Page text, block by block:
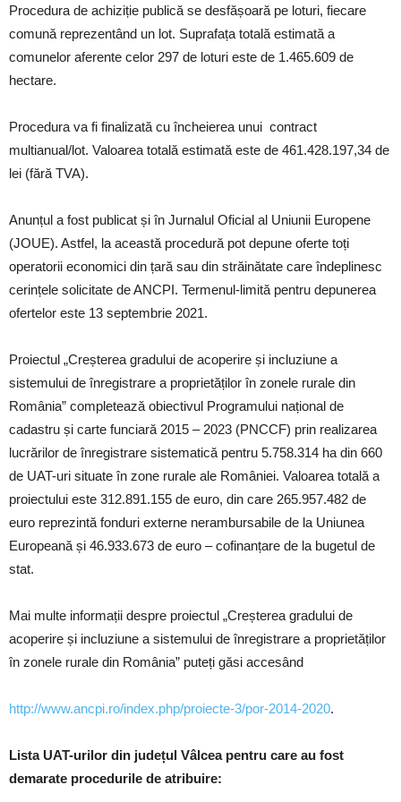
Procedura de achiziție publică se desfășoară pe loturi, fiecare
comună reprezentând un lot. Suprafața totală estimată a
comunelor aferente celor 297 de loturi este de 1.465.609 de
hectare.
Procedura va fi finalizată cu încheierea unui contract
multianual/lot. Valoarea totală estimată este de 461.428.197,34 de
lei (fără TVA).
Anunțul a fost publicat și în Jurnalul Oficial al Uniunii Europene
(JOUE). Astfel, la această procedură pot depune oferte toți
operatorii economici din țară sau din străinătate care îndeplinesc
cerințele solicitate de ANCPI. Termenul-limită pentru depunerea
ofertelor este 13 septembrie 2021.
Proiectul „Creșterea gradului de acoperire și incluziune a
sistemului de înregistrare a proprietăților în zonele rurale din
România” completează obiectivul Programului național de
cadastru și carte funciară 2015 – 2023 (PNCCF) prin realizarea
lucrărilor de înregistrare sistematică pentru 5.758.314 ha din 660
de UAT-uri situate în zone rurale ale României. Valoarea totală a
proiectului este 312.891.155 de euro, din care 265.957.482 de
euro reprezintă fonduri externe nerambursabile de la Uniunea
Europeană și 46.933.673 de euro – cofinanțare de la bugetul de
stat.
Mai multe informații despre proiectul „Creșterea gradului de
acoperire și incluziune a sistemului de înregistrare a proprietăților
în zonele rurale din România” puteți găsi accesând
http://www.ancpi.ro/index.php/proiecte-3/por-2014-2020.
Lista UAT-urilor din județul Vâlcea pentru care au fost
demarate procedurile de atribuire: